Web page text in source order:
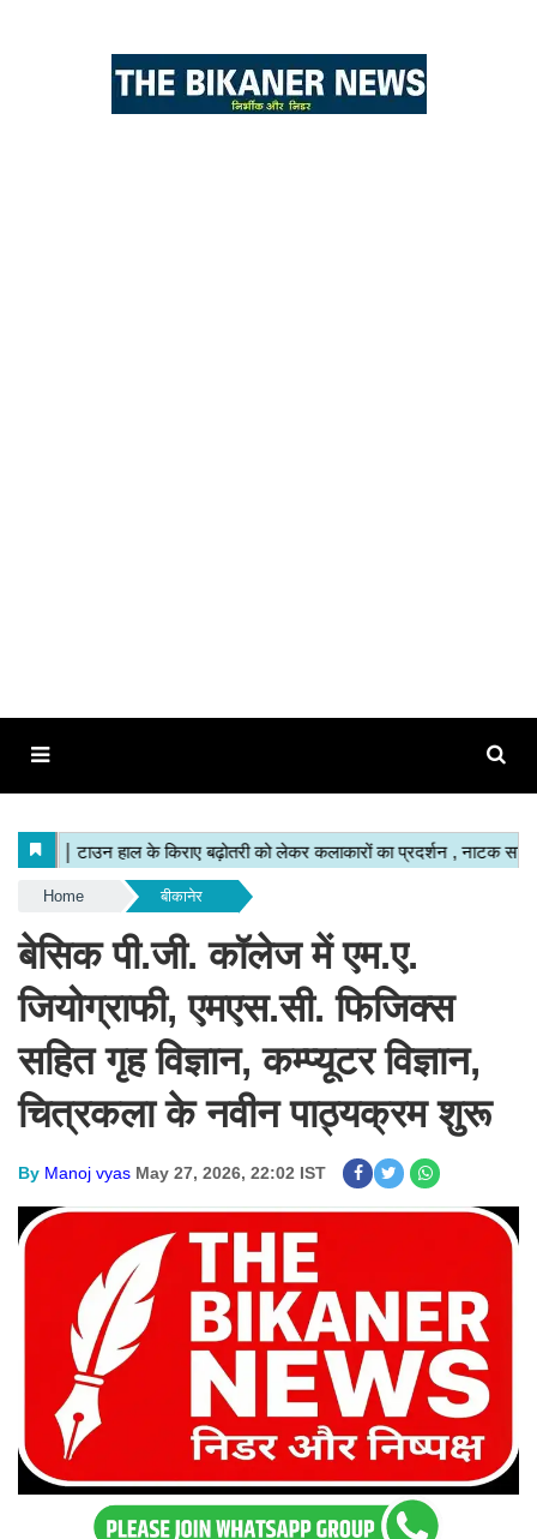
Home बीकानेर
बेसिक पी.जी. कॉलेज में एम.ए.
जियोग्राफी, एमएस.सी. फिजिक्स
सहित गृह विज्ञान, कम्प्यूटर विज्ञान,
चित्रकला के नवीन पाठ्यक्रम शुरू
By Manoj vyas May 27, 2026, 22:02 IST